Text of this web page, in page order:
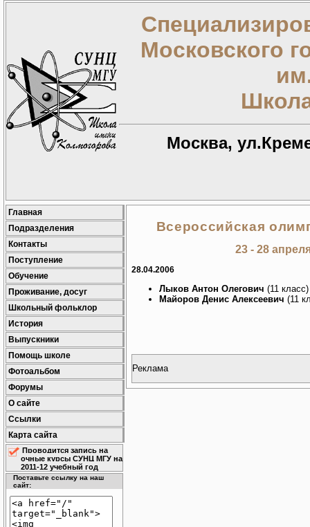
Московского
Москва,
Главная
Подразделения
Контакты
Поступление
Обучение
Проживание, досуг
Школьный фольклор
История
Выпускники
Помощь школе
Фотоальбом
Форумы
О сайте
Ссылки
Карта сайта
Проводится запись на
очные курсы СУНЦ МГУ на
2011-12 учебный год
Поставьте ссылку на наш
сайт:
Всероссийская
23 - 28
28.04.2006
Лыков Антон Олегович (11
Майоров Денис Алексеевич (11
Реклама